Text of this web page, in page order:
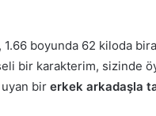
boyunda 62 kiloda
bir karakterim, sizinde
bir erkek arkadaşla